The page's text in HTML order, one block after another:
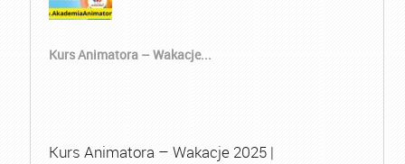
Kurs Animatora – Wakacje...
Kurs Animatora – Wakacje 2025 |